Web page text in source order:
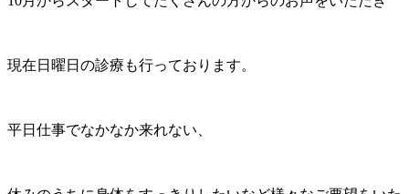
現在日曜日の診療も行っております。
平日仕事でなかなか来れない、